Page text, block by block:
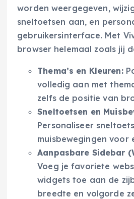
worden weergegeven,
sneltoetsen aan, en
gebruikersinterface. Met
browser helemaal zoals jij
Thema’s en Kleuren:
volledig aan met
zelfs de positie van
Sneltoetsen en
Personaliseer
muisbewegingen voor
Aanpasbare Sidebar
Voeg je favoriete
widgets toe aan de
breedte en volgorde